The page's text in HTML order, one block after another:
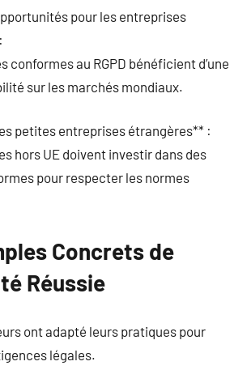
pour les entreprises
conformes au RGPD bénéficient d’une
sur les marchés mondiaux.
petites entreprises étrangères** :
hors UE doivent investir dans des
pour respecter les normes
Concrets de
Réussie
ont adapté leurs pratiques pour
légales.